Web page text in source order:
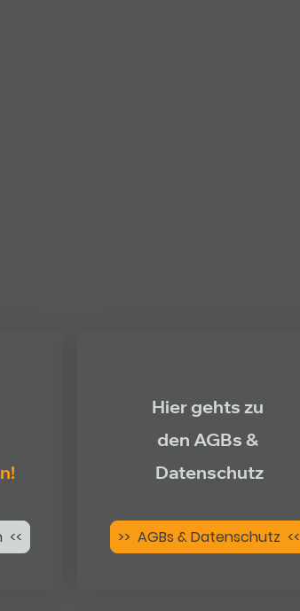
<<
Hier gehts zu
den AGBs &
Datenschutz
>> AGBs & Datenschutz <<